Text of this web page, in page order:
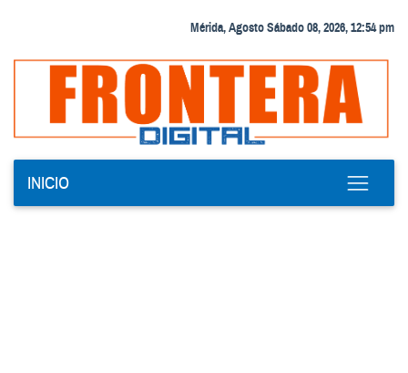
Mérida, Agosto Sábado 08, 2026, 12:54 pm
INICIO